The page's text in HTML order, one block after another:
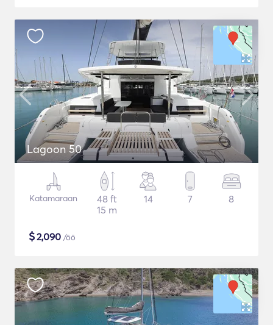
Lagoon 50
Katamaraan
48 ft
15 m
14 7 8
$2,090 /öö